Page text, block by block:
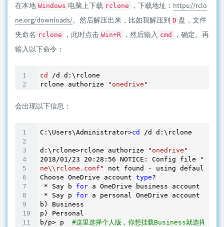
在本地 Windows 电脑上下载 rclone ，下载地址： https://rclo
ne.org/downloads/。然后解压出来，比如我解压到 D 盘，文件
夹命名 rclone ，此时点击 Win+R ，然后输入 cmd
，确定。再
输入以下命令：
cd
/d d:\rclone
rclone authorize
"onedrive"
会出现以下信息：
C:\Users\Administrator>cd /d d:\rclone
d:\rclone>rclone authorize
"onedrive"
2018/01/23 20:28:56 NOTICE: Config file
ne\\rclone.conf"
not found - using defaults
Choose OneDrive account type?
* Say b for a OneDrive business account
* Say p for a personal OneDrive account
b) Business
p) Personal
b/p> p #这里选择个人版，你想挂载Business就选择b